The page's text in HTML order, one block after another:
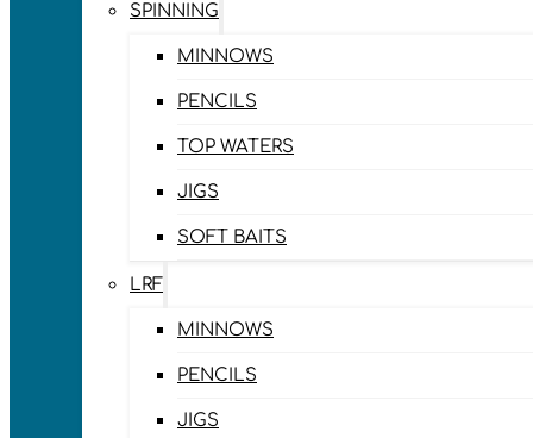
SPINNING
MINNOWS
PENCILS
TOP WATERS
JIGS
SOFT BAITS
LRF
MINNOWS
PENCILS
JIGS